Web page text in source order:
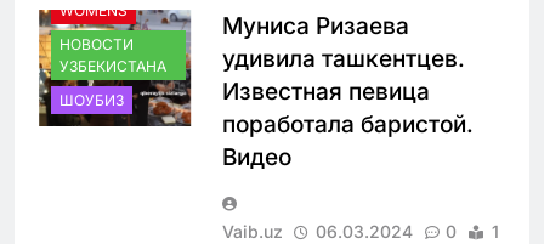
WOMENS
НОВОСТИ
УЗБЕКИСТАНА
ШОУБИЗ
Муниса Ризаева
удивила ташкентцев.
Известная певица
поработала баристой.
Видео
Vaib.uz 06.03.2024 0
1